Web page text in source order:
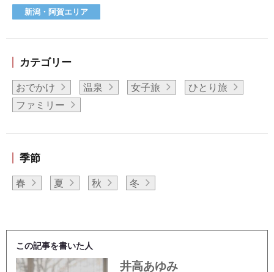
新潟・阿賀エリア
カテゴリー
おでかけ 温泉 女子旅
ひとり旅
ファミリー
季節
春 夏 秋 冬
この記事を書いた人
井高あゆみ